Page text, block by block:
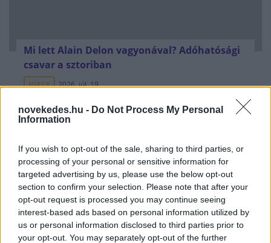
novekedes.hu - Do Not Process My Personal
Information
If you wish to opt-out of the sale, sharing to third parties, or
processing of your personal or sensitive information for
targeted advertising by us, please use the below opt-out
section to confirm your selection. Please note that after your
opt-out request is processed you may continue seeing
interest-based ads based on personal information utilized by
us or personal information disclosed to third parties prior to
your opt-out. You may separately opt-out of the further
Mi lett Alain Delon vagyonával? Adóhatósági
csavar a sztoriban
HÍREK 2026. júl. 19.
Megjött a kimutatás: ennyi áramot
sikerült megtakarítani a
vonatlassításokkal
HÍREK 2 órája